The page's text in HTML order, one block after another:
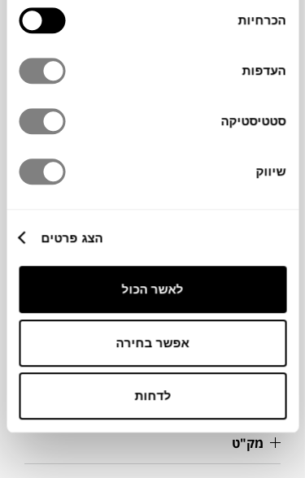
הסכמה
הכרחיות
העדפות
סטטיסטיקה
שיווק
הצג פרטים
לאשר הכול
אפשר בחירה
לדחות
NOBODINOZ
מוסיף צבע ואופי לכל חלל עם הדוגמה הגרפית
בעבודת יד באירופה. האהיל מפזר אור רך ויוצר
אווירה חמימה, ומתאים לחדרי ילדים, פינת אוכל
או סלון. לשימוש עם נורת לד בלבד, לא כולל
בית מנורה.
מק"ט